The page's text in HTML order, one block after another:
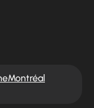
Montréal